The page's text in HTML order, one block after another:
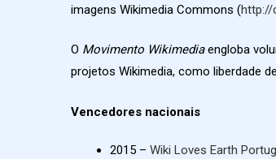
imagens Wikimedia Commons (http://
O Movimento Wikimediaengloba
projetos Wikimedia, como liberdade
Vencedores nacionais
2015 – Wiki Loves Earth